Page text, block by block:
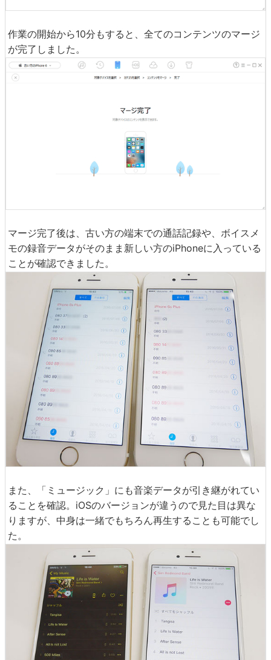
作業の開始から10分もすると、全てのコンテンツのマージ
が完了しました。
マージ完了後は、古い方の端末での通話記録や、ボイスメ
モの録音データがそのまま新しい方のiPhoneに入っている
ことが確認できました。
また、「ミュージック」にも音楽データが引き継がれてい
ることを確認。iOSのバージョンが違うので見た目は異な
りますが、中身は一緒でもちろん再生することも可能でし
た。